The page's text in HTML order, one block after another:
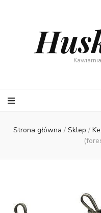
Strona główna / Sklep /